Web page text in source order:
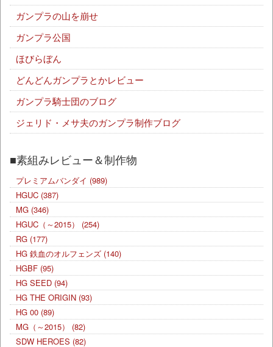
ガンプラの山を崩せ
ガンプラ公国
ほびらぼん
どんどんガンプラとかレビュー
ガンプラ騎士団のブログ
ジェリド・メサ夫のガンプラ制作ブログ
■素組みレビュー＆制作物
プレミアムバンダイ (989)
HGUC (387)
MG (346)
HGUC（～2015）
(254)
RG (177)
HG 鉄血のオルフェンズ (140)
HGBF (95)
HG SEED (94)
HG THE ORIGIN (93)
HG 00 (89)
MG（～2015）
(82)
SDW HEROES (82)